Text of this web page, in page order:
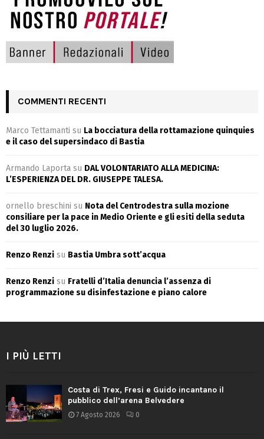
COMMENTI RECENTI
Marco Tettamanti su La bocciatura della rottamazione quinquies
e il caso del supersindaco di Bastia
Armando Laporta su DAL VOLONTARIATO ALLA MEDICINA:
L’ESPERIENZA DEL DR. GIUSEPPE TALESA.
ornello breschini su Nota del Centrodestra sulla mozione
consiliare per la pace in Medio Oriente e gli esiti della seduta
del 30 luglio 2026.
Renzo Renzi su Bastia Umbra sott’acqua
Renzo Renzi su Fratelli d’Italia denuncia l’assenza di
programmazione su disinfestazione e piano calore
I PIÙ LETTI
Costa di Trex, Fresi e Guido incantano il
pubblico dell’arena Belvedere
7 Agosto 2026 0